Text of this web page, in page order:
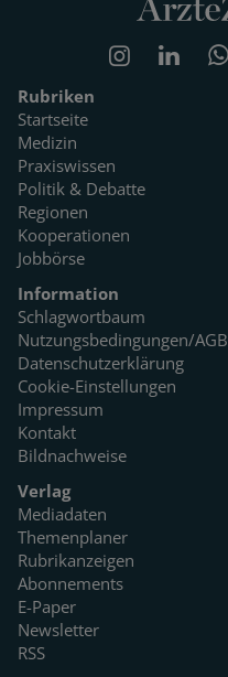
Rubriken
Startseite
Medizin
Praxiswissen
Politik & Debatte
Regionen
Kooperationen
Jobbörse
Information
Schlagwortbaum
Nutzungsbedingungen/AGB
Datenschutzerklärung
Cookie-Einstellungen
Impressum
Kontakt
Bildnachweise
Verlag
Mediadaten
Themenplaner
Rubrikanzeigen
Abonnements
E-Paper
Newsletter
RSS